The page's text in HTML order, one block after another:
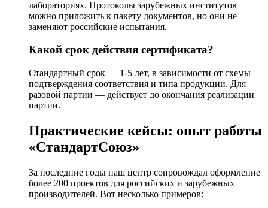
лабораториях. Протоколы зарубежных институтов
можно приложить к пакету документов, но они не
заменяют российские испытания.
Какой срок действия сертификата?
Стандартный срок — 1-5 лет, в зависимости от схемы
подтверждения соответствия и типа продукции. Для
разовой партии — действует до окончания реализации
партии.
Практические кейсы: опыт работы
«СтандартСоюз»
За последние годы наш центр сопровождал оформление
более 200 проектов для российских и зарубежных
производителей. Вот несколько примеров: